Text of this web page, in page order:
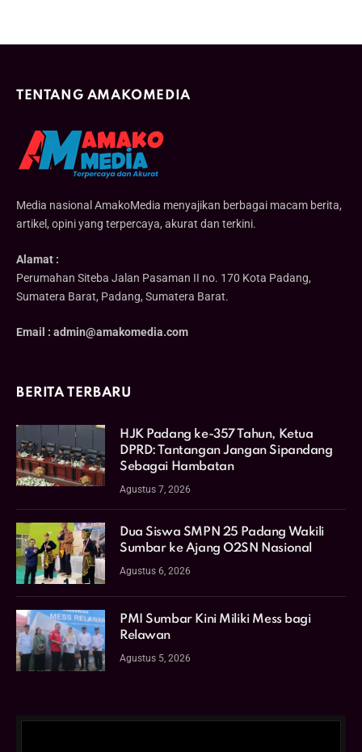
TENTANG AMAKOMEDIA
Media nasional AmakoMedia menyajikan berbagai macam berita,
artikel, opini yang terpercaya, akurat dan terkini.
Alamat :
Perumahan Siteba Jalan Pasaman II no. 170 Kota Padang,
Sumatera Barat, Padang, Sumatera Barat.
Email : admin@amakomedia.com
BERITA TERBARU
HJK Padang ke-357 Tahun, Ketua
DPRD: Tantangan Jangan Sipandang
Sebagai Hambatan
Agustus 7, 2026
Dua Siswa SMPN 25 Padang Wakili
Sumbar ke Ajang O2SN Nasional
Agustus 6, 2026
PMI Sumbar Kini Miliki Mess bagi
Relawan
Agustus 5, 2026